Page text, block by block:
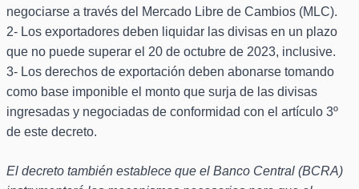
negociarse a través del Mercado Libre de Cambios (MLC).
2- Los exportadores deben liquidar las divisas en un plazo
que no puede superar el 20 de octubre de 2023, inclusive.
3- Los derechos de exportación deben abonarse tomando
como base imponible el monto que surja de las divisas
ingresadas y negociadas de conformidad con el artículo 3º
de este decreto.
El decreto también establece que el Banco Central (BCRA)